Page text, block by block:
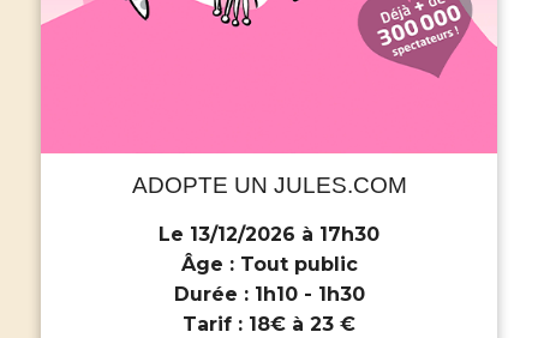
ADOPTE UN JULES.COM
Le 13/12/2026 à 17h30
Âge :Tout public
Durée :1h10 - 1h30
Tarif : 18€ à 23 €